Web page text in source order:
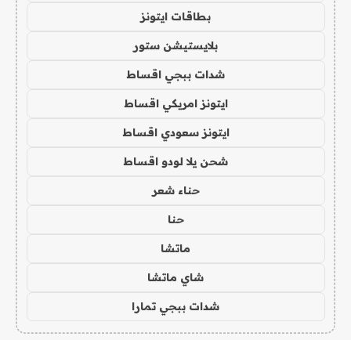
بطاقات ايتونز
بلايستيشن ستور
شدات ببجي اقساط
ايتونز امريكي اقساط
ايتونز سعودي اقساط
شحن يلا لودو اقساط
حناء شعر
حنا
ماتشا
شاي ماتشا
شدات ببجي تمارا